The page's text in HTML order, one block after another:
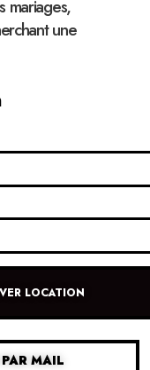
mariages,
une
LOCATION
MAIL